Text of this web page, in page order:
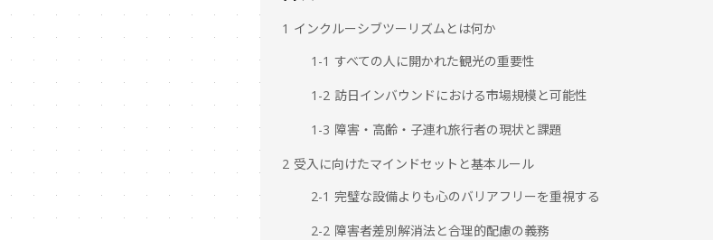
1 インクルーシブツーリズムとは何か
1-1 すべての人に開かれた観光の重要性
1-2 訪日インバウンドにおける市場規模と可能性
1-3 障害・高齢・子連れ旅行者の現状と課題
2 受入に向けたマインドセットと基本ルール
2-1 完璧な設備よりも心のバリアフリーを重視する
2-2 障害者差別解消法と合理的配慮の義務